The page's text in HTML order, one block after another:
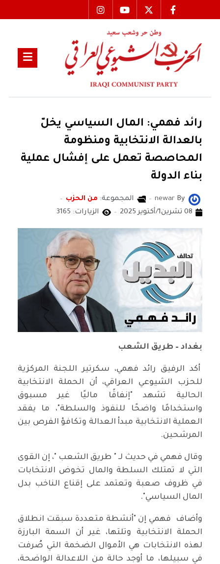
رائد فهمي: المال السياسي يخلّ
بالعدالة الانتخابية ومنظومة
المحاصصة تعمل على إفشال عملية
بناء الدولة
By
newar المجموعة: من الحزب
08 تشرين1/أكتوير 2025
الزيارات: 3165
بغداد – طريق الشعب
أكد الرفيق رائد فهمي، سكرتير اللجنة المركزية
للحزب الشيوعي العراقي، أن الحملة الانتخابية
الحالية تشهد "إنفاقًا ماليًا غير مسبوق
واستخدامًا واضحًا للنفوذ والسلطة"، ما يفقد
العملية الانتخابية مبدأ العدالة وتكافؤ الفرص بين
المرشحين.
وقال فهمي في حديث لـ " طريق الشعب "، إن القوى
التي لا تمتلك السلطة والمال تخوض الانتخابات
في ظروف صعبة وتعتمد على إقناع الناخب بدل
المال السياسي".
وأضاف فهمي إن "أنشطة متعددة سبقت انطلاق
الحملة الانتخابية وتلتها، غير أن السمة البارزة
لهذه الانتخابات هي الأموال الضخمة التي صُرفت
في سبيلها، ما أوجد حالة من اللاعدالة الواضحة،